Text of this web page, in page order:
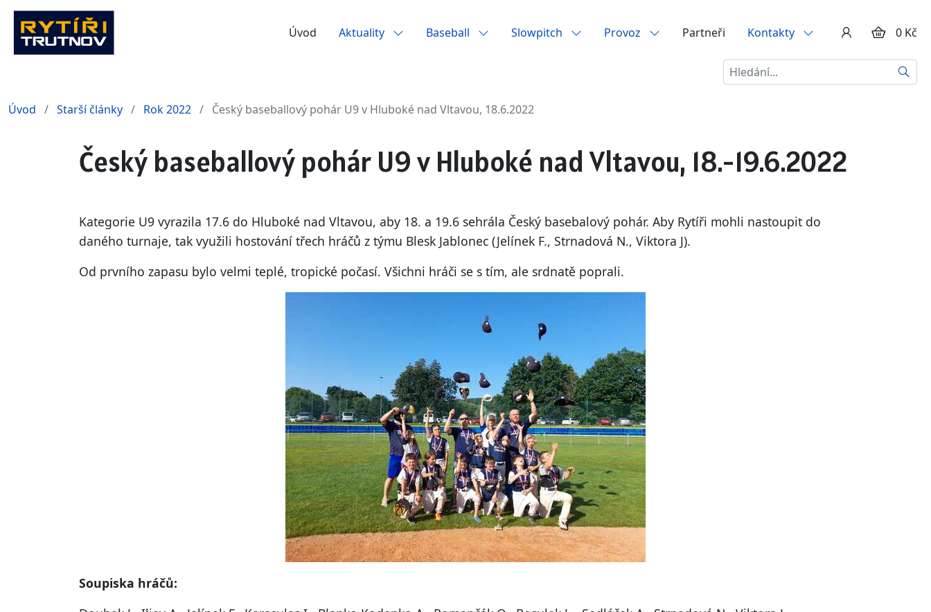
Úvod Aktuality Baseball Slowpitch Provoz Partneři Kontakty 0 Kč
Hledat
Úvod Starší články Rok 2022 Český baseballový pohár U9 v Hluboké nad Vltavou, 18.6.2022
Český baseballový pohár U9 v Hluboké nad Vltavou, 18.-19.6.2022
Kategorie U9 vyrazila 17.6 do Hluboké nad Vltavou, aby 18. a 19.6 sehrála Český basebalový pohár. Aby Rytíři mohli nastoupit do
daného turnaje, tak využili hostování třech hráčů z týmu Blesk Jablonec (Jelínek F., Strnadová N., Viktora J).
Od prvního zapasu bylo velmi teplé, tropické počasí. Všichni hráči se s tím, ale srdnatě poprali.
Soupiska hráčů: